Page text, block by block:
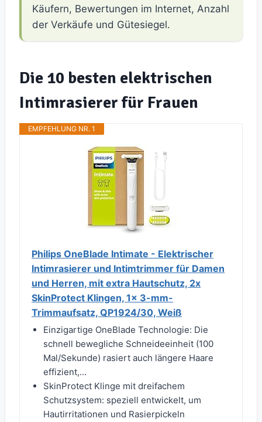
Käufern, Bewertungen im Internet, Anzahl
der Verkäufe und Gütesiegel.
Die 10 besten elektrischen
Intimrasierer für Frauen
EMPFEHLUNG NR. 1
Philips OneBlade Intimate - Elektrischer
Intimrasierer und Intimtrimmer für Damen
und Herren, mit extra Hautschutz, 2x
SkinProtect Klingen, 1x 3-mm-
Trimmaufsatz, QP1924/30, Weiß
Einzigartige OneBlade Technologie: Die
schnell bewegliche Schneideeinheit (100
Mal/Sekunde) rasiert auch längere Haare
effizient,...
SkinProtect Klinge mit dreifachem
Schutzsystem: speziell entwickelt, um
Hautirritationen und Rasierpickeln